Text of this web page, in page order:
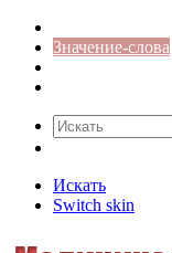
Значение-слова
Искать
Switch skin